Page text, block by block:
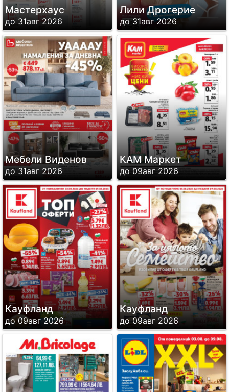
Мастерхаус
до 31авг 2026
Лили Дрогерие
до 31авг 2026
Мебели Виденов
до 31авг 2026
КАМ Маркет
до 09авг 2026
Кауфланд
до 09авг 2026
Кауфланд
до 09авг 2026